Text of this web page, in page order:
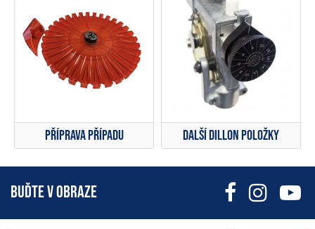
Příprava případu Další Dillon položky
BUĎTE V OBRAZE